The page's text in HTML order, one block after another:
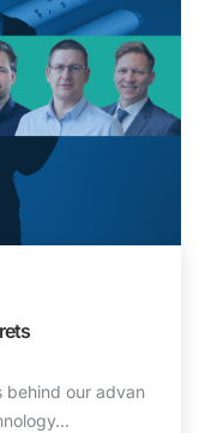
behind our advan